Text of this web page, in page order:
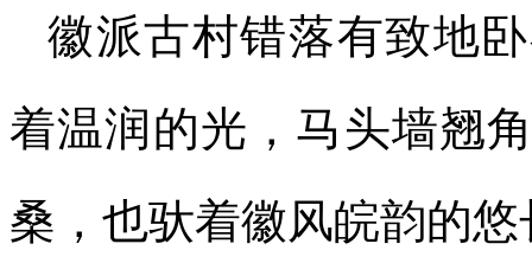
徽派古村错落有致地
着温润的光，马头墙翘
桑，也驮着徽风皖韵的悠